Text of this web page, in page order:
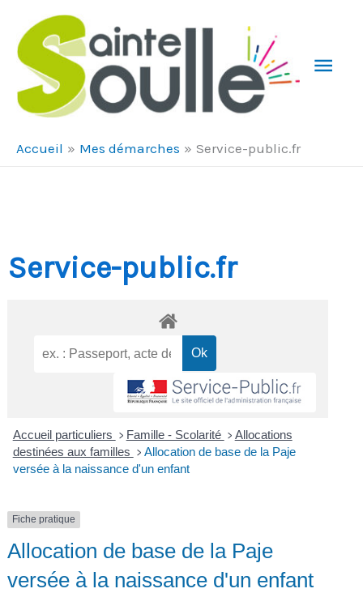
Accueil Mes démarches Service-public.fr
Service-public.fr
Accueil particuliers > Famille - Scolarité > Allocations
destinées aux familles > Allocation de base de la Paje
versée à la naissance d'un enfant
Fiche pratique
Allocation de base de la Paje
versée à la naissance d'un enfant